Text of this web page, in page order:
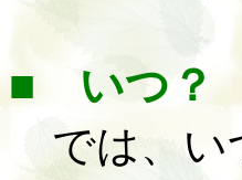
■ いつ？
では、い